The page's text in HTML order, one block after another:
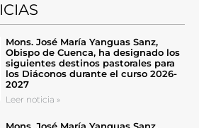
Mons. José María Yanguas Sanz,
Obispo de Cuenca, ha designado los
siguientes destinos pastorales para
los Diáconos durante el curso 2026-
2027
Leer noticia »